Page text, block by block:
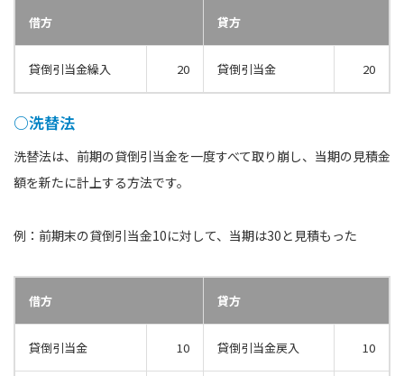
借方 貸方
貸倒引当金繰入 20 貸倒引当金 20
○洗替法
洗替法は、前期の貸倒引当金を一度すべて取り崩し、当期の見積金
額を新たに計上する方法です。
例：前期末の貸倒引当金10に対して、当期は30と見積もった
借方 貸方
貸倒引当金 10 貸倒引当金戻入 10